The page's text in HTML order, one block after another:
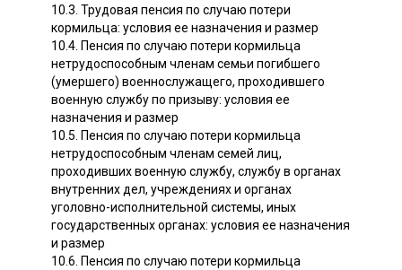
10.3. Трудовая пенсия по случаю потери
кормильца: условия ее назначения и размер
10.4. Пенсия по случаю потери кормильца
нетрудоспособным членам семьи погибшего
(умершего) военнослужащего, проходившего
военную службу по призыву: условия ее
назначения и размер
10.5. Пенсия по случаю потери кормильца
нетрудоспособным членам семей лиц,
проходивших военную службу, службу в органах
внутренних дел, учреждениях и органах
уголовно-исполнительной системы, иных
государственных органах: условия ее назначения
и размер
10.6. Пенсия по случаю потери кормильца